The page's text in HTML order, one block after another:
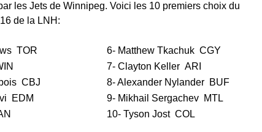
les Jets de Winnipeg. Voici les 10 premiers choix du
de la LNH:
TOR
CBJ
EDM
6- Matthew Tkachuk CGY
7-Clayton Keller ARI
8-Alexander Nylander BUF
9- Mikhail Sergachev MTL
10-Tyson Jost COL